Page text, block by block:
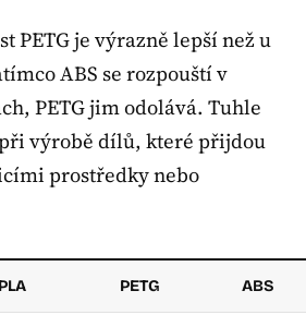
PETG je výrazně lepší než u
ABS se rozpouští v
PETG jim odolává. Tuhle
výrobě dílů, které přijdou
prostředky nebo
PLA PETG ABS